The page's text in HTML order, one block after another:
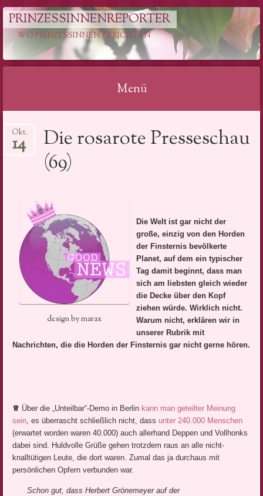
PRINZESSINNENREPORTER
WO PRINZESSINNEN BERICHTEN
Menü
zum
Inhalt
Die rosarote Presseschau
(69)
Okt.
14
design by marax
Die Welt ist gar nicht der
große, einzig von den Horden
der Finsternis bevölkerte
Planet, auf dem ein typischer
Tag damit beginnt, dass man
sich am liebsten gleich wieder
die Decke über den Kopf
ziehen würde. Wirklich nicht.
Warum nicht, erklären wir in
unserer Rubrik mit
Nachrichten, die die Horden der Finsternis gar nicht gerne hören.
♕ Über die „Unteilbar“-Demo in Berlin kann man geteilter Meinung
sein, es überrascht schließlich nicht, dass unter 240.000 Menschen
(erwartet worden waren 40.000) auch allerhand Deppen und Vollhonks
dabei sind. Huldvolle Grüße gehen trotzdem raus an alle nicht-
knalltütigen Leute, die dort waren. Zumal das ja durchaus mit
persönlichen Opfern verbunden war.
Schon gut, dass Herbert Grönemeyer auf der